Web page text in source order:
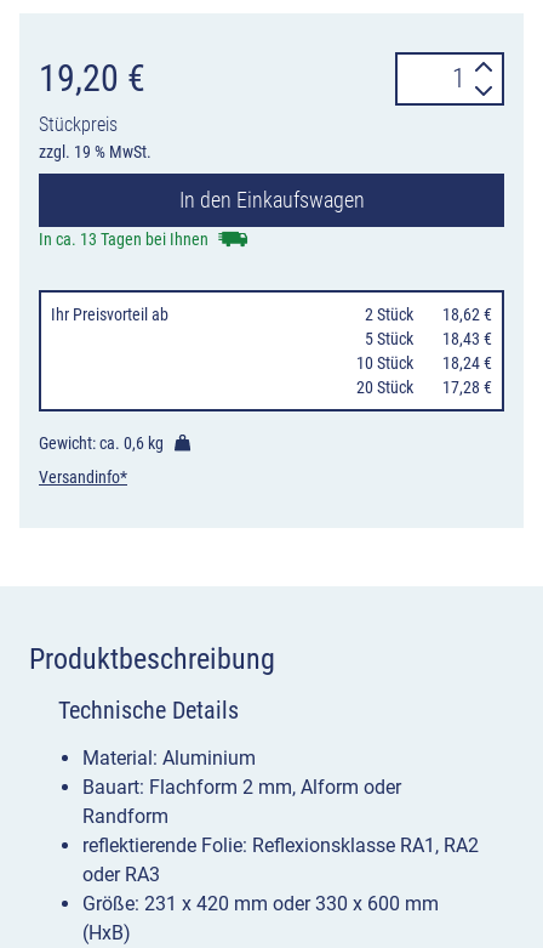
19,20 €
Stückpreis
zzgl. 19 % MwSt.
1014-
In den Einkaufswagen
In ca. 13 Tagen bei Ihnen
Ihr Preisvorteil ab 2 Stück
18,62 €
5 Stück
18,43 €
10 Stück
18,24 €
20 Stück
17,28 €
Gewicht: ca. 0,6 kg
Versandinfo*
Produktbeschreibung
Technische Details
Material: Aluminium
Bauart: Flachform 2 mm, Alform oder
Randform
reflektierende Folie: Reflexionsklasse RA1, RA2
oder RA3
Größe: 231 x 420 mm oder 330 x 600 mm
(HxB)